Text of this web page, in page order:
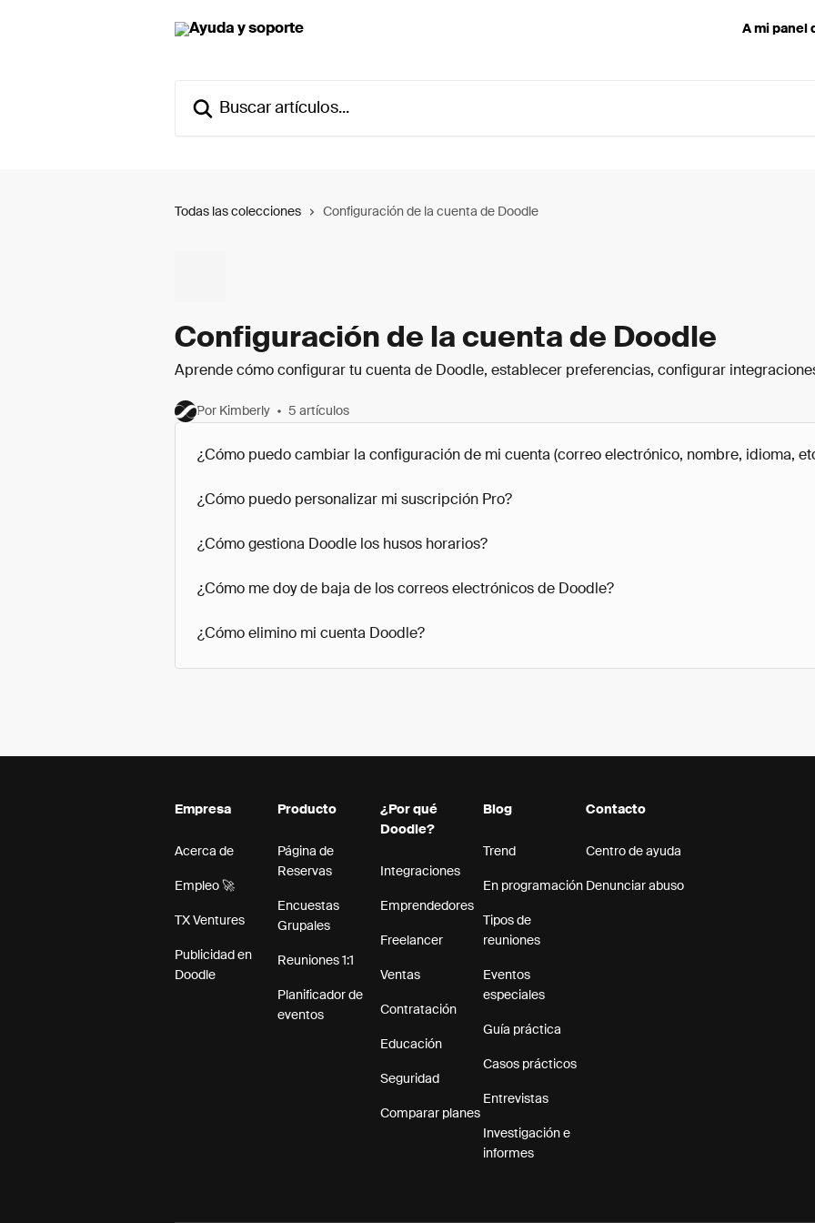
A mi panel
Todas las colecciones Configuración de la cuenta de Doodle
Configuración de la cuenta de Doodle
Aprende cómo configurar tu cuenta de Doodle, establecer preferencias, configurar
Por Kimberly 5 artículos
¿Cómo puedo cambiar la configuración de mi cuenta (correo electrónico, nombre, idioma,
¿Cómo puedo personalizar mi suscripción Pro?
¿Cómo gestiona Doodle los husos horarios?
¿Cómo me doy de baja de los correos electrónicos de Doodle?
¿Cómo elimino mi cuenta Doodle?
Empresa
Acerca de
Empleo 🚀
TX Ventures
Publicidad en
Doodle
Producto
Página de
Reservas
Encuestas
Grupales
Reuniones 1:1
Planificador de
eventos
¿Por qué
Doodle?
Integraciones
Emprendedores
Freelancer
Ventas
Contratación
Educación
Seguridad
Comparar planes
Blog
Trend
En programación
Tipos de
reuniones
Eventos
especiales
Guía práctica
Casos prácticos
Entrevistas
Investigación e
informes
Contacto
Centro de ayuda
Denunciar abuso